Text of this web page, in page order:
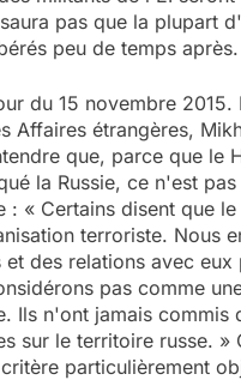
pas que la plupart
peu de temps après.
du 15 novembre
Affaires étrangères,
que, parce que le
la Russie, ce n'est
: « Certains disent que
terroriste. Nous
et des relations avec eux
pas comme
Ils n'ont jamais commis
sur le territoire russe. »
particulièrement